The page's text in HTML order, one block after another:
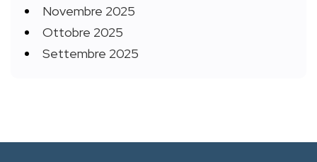
Novembre 2025
Ottobre 2025
Settembre 2025